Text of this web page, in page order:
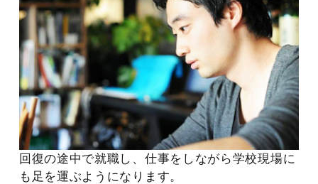
回復の途中で就職し、仕事をしながら学校現場に
も足を運ぶようになります。